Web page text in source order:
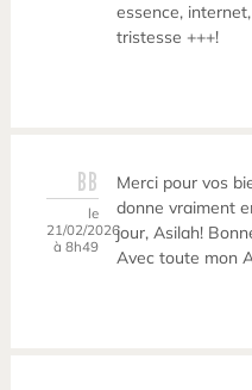
essence,
tristesse +++!
BB
le
21/02/2026
à 8h49
Merci pour vos
donne vraiment
jour, Asilah!
Avec toute mon